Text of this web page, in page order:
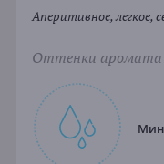
Аперитивное, легкое,
Оттенки аромата